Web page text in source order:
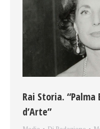
Rai Storia.
d’Arte”